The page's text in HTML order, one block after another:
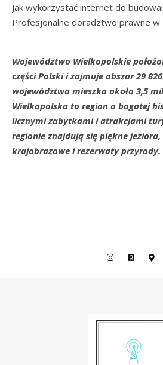
Jak wykorzystać internet do
Profesjonalne doradztwo prawne w
Województwo Wielkopolskie
części Polski i zajmuje obszar 29
województwa mieszka około 3,5
Wielkopolska to region o bogatej
licznymi zabytkami i atrakcjami
regionie znajdują się piękne
krajobrazowe i rezerwaty przyrody.